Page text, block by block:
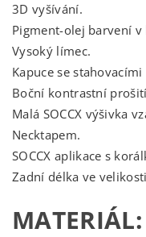
3D vyšívání.
Pigment-olej barvení v
Vysoký límec.
Kapuce se
Boční kontrastní
Malá SOCCX výšivka
Necktapem.
SOCCX aplikace s
Zadní délka ve
MATERIÁL: